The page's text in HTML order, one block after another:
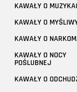
KAWAŁY O
KAWAŁY O
KAWAŁY O
KAWAŁY O NOCY
POŚLUBNEJ
KAWAŁY O